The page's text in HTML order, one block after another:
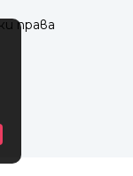
права